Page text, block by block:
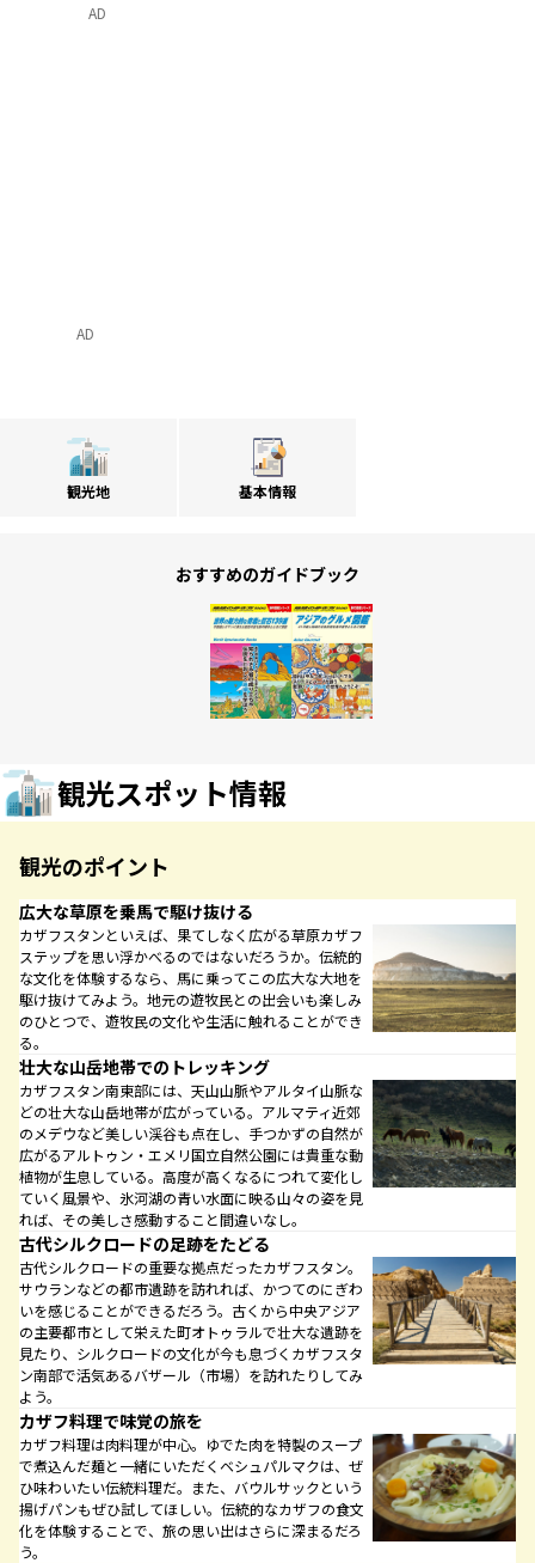
AD
観光地 基本情報
おすすめのガイドブック
観光スポット情報
観光のポイント
広大な草原を乗馬で駆け抜ける
カザフスタンといえば、果てしなく広がる草原カザフ
ステップを思い浮かべるのではないだろうか。伝統的
な文化を体験するなら、馬に乗ってこの広大な大地を
駆け抜けてみよう。地元の遊牧民との出会いも楽しみ
のひとつで、遊牧民の文化や生活に触れることができ
る。
壮大な山岳地帯でのトレッキング
カザフスタン南東部には、天山山脈やアルタイ山脈な
どの壮大な山岳地帯が広がっている。アルマティ近郊
のメデウなど美しい渓谷も点在し、手つかずの自然が
広がるアルトゥン・エメリ国立自然公園には貴重な動
植物が生息している。高度が高くなるにつれて変化し
ていく風景や、氷河湖の青い水面に映る山々の姿を見
れば、その美しさ感動すること間違いなし。
古代シルクロードの足跡をたどる
古代シルクロードの重要な拠点だったカザフスタン。
サウランなどの都市遺跡を訪れれば、かつてのにぎわ
いを感じることができるだろう。古くから中央アジア
の主要都市として栄えた町オトゥラルで壮大な遺跡を
見たり、シルクロードの文化が今も息づくカザフスタ
ン南部で活気あるバザール（市場）を訪れたりしてみ
よう。
カザフ料理で味覚の旅を
カザフ料理は肉料理が中心。ゆでた肉を特製のスープ
で煮込んだ麺と一緒にいただくベシュパルマクは、ぜ
ひ味わいたい伝統料理だ。また、バウルサックという
揚げパンもぜひ試してほしい。伝統的なカザフの食文
化を体験することで、旅の思い出はさらに深まるだろ
う。
AD